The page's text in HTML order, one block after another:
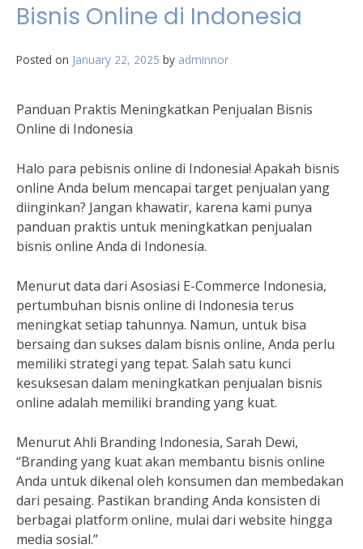
Bisnis Online di Indonesia
Posted on January 22, 2025 by adminnor
Panduan Praktis Meningkatkan Penjualan Bisnis
Online di Indonesia
Halo para pebisnis online di Indonesia! Apakah bisnis
online Anda belum mencapai target penjualan yang
diinginkan? Jangan khawatir, karena kami punya
panduan praktis untuk meningkatkan penjualan
bisnis online Anda di Indonesia.
Menurut data dari Asosiasi E-Commerce Indonesia,
pertumbuhan bisnis online di Indonesia terus
meningkat setiap tahunnya. Namun, untuk bisa
bersaing dan sukses dalam bisnis online, Anda perlu
memiliki strategi yang tepat. Salah satu kunci
kesuksesan dalam meningkatkan penjualan bisnis
online adalah memiliki branding yang kuat.
Menurut Ahli Branding Indonesia, Sarah Dewi,
“Branding yang kuat akan membantu bisnis online
Anda untuk dikenal oleh konsumen dan membedakan
dari pesaing. Pastikan branding Anda konsisten di
berbagai platform online, mulai dari website hingga
media sosial.”